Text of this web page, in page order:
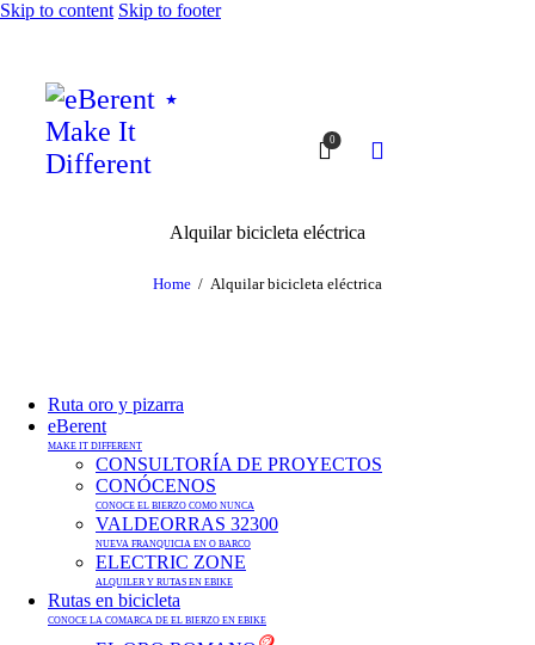
Skip to content Skip to footer
0
Alquilar bicicleta eléctrica
Home Alquilar bicicleta eléctrica
Ruta oro y pizarra
eBerent
MAKE IT DIFFERENT
CONSULTORÍA DE PROYECTOS
CONÓCENOS
CONOCE EL BIERZO COMO NUNCA
VALDEORRAS 32300
NUEVA FRANQUICIA EN O BARCO
ELECTRIC ZONE
ALQUILER Y RUTAS EN EBIKE
Rutas en bicicleta
CONOCE LA COMARCA DE EL BIERZO EN EBIKE